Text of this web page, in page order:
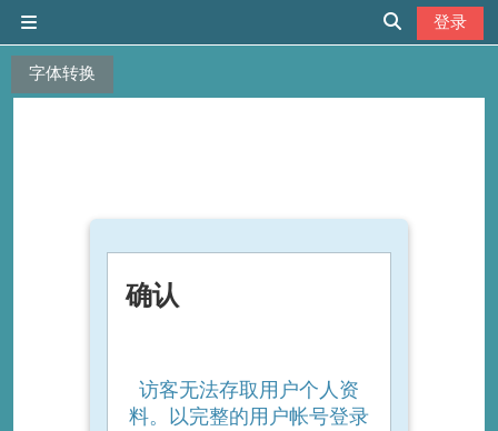
字体转换
切换搜索输入
登录
确认
访客无法存取用户个人资
料。以完整的用户帐号登录